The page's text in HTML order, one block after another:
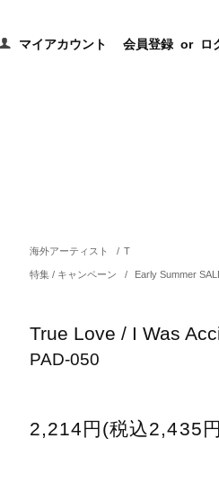
マイアカウント 会員登録 or ロ
海外アーティスト / T
特集 / キャンペーン / Early Summer
True Love / I Was
PAD-050
2,214円(税込2,435